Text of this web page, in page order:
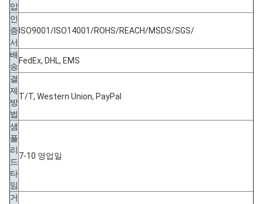
압
인
증
서
ISO9001/ISO14001/ROHS/REACH/MSDS/SGS/
배
송
FedEx, DHL, EMS
결
제
방
법
T/T, Western Union, PayPal
샘
플
리
드
타
임
7-10 영업일
거